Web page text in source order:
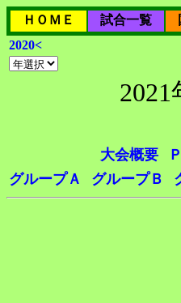
ＨＯＭＥ 試合一覧
2020<
大会概要
グループＡ
グループＢ